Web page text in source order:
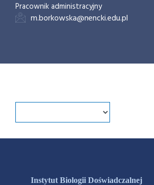
Pracownik administracyjny
m.borkowska@nencki.edu.pl
Instytut Biologii Doświadczalnej